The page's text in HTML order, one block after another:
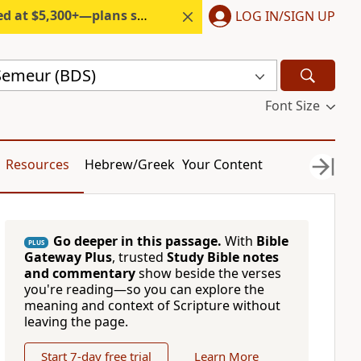
start under $6/month. LOG IN/SIGN UP
(BDS)
Font Size
Resources Hebrew/Greek Your Content
PLUS Go deeper in this passage. With Bible
Gateway Plus, trusted Study Bible notes
and commentaryshow beside the verses
you're reading—so you can explore the
meaning and context of Scripture without
leaving the page.
Start 7-day free trial Learn More